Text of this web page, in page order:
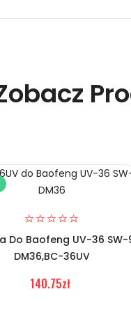
AB1700DWM?
Do Baofeng UV-36 SW-
DM36,BC-36UV
140.75zł